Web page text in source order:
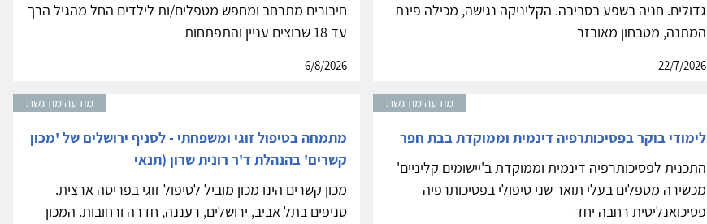
גדולים. חניה בשפע בסביבה. הקליניקה נגישה, מכילה פינת
המתנה, מטבחון מאובזר
22/7/2026
חיבורים מתרחב ומחפש מטפלים/ות לילדים החל מהגיל הרך
עד 18 שרוצים עניין והתפתחות
6/8/2026
מודעה מודגשת
לימודי בוקר בפסיכותרפיה דינמית וממוקדת בבת חפר
התכנית לפסיכותרפיה דינמית וממוקדת ב'יישומים קליניים'
מכשירה מטפלים בעלי תואר שני טיפולי בפסיכותרפיה
פסיכואנליטית רחבה יחד
מודעה מודגשת
מתמחה בטיפול זוגי ומשפחתי - לסניף ירושלים של 'מכון
קשרים' בהנהלת ד'ר רונית שרון (תנאי
מכון קשרים הינו מכון מוביל לטיפול זוגי בפריסה ארצית.
סניפים בתל אביב, ירושלים, רעננה, חדרה ורחובות. המכון